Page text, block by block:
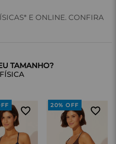
E ONLINE. CONFIRA
20% OFF